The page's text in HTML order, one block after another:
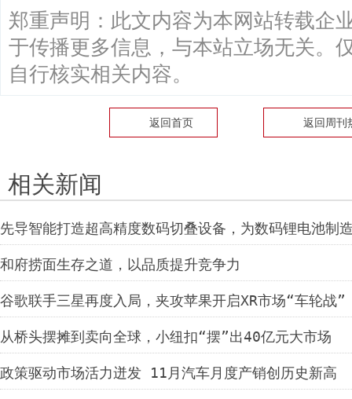
郑重声明：此文内容为本网站转载企
于传播更多信息，与本站立场无关。
自行核实相关内容。
返回首页 返回 周刊
相关新闻
先导智能打造超高精度数码切叠设备，为数码锂电池制
和府捞面生存之道，以品质提升竞争力
谷歌联手三星再度入局，夹攻苹果开启XR市场“车轮战”
从桥头摆摊到卖向全球，小纽扣“摆”出40亿元大市场
政策驱动市场活力迸发 11月汽车月度产销创历史新高